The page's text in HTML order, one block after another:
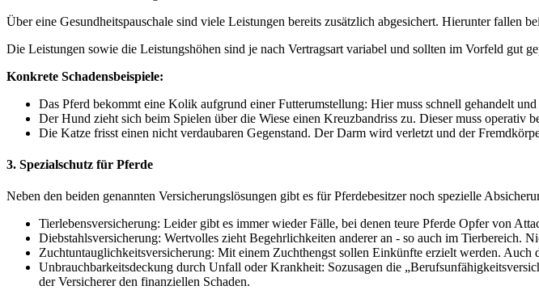
Über eine Gesundheitspauschale sind viele Leistungen bereits zusätzlich abgesichert. Hierunter fallen
Die Leistungen sowie die Leistungshöhen sind je nach Vertragsart variabel und sollten im Vorfeld gut
Konkrete Schadensbeispiele:
Das Pferd bekommt eine Kolik aufgrund einer Futterumstellung: Hier muss schnell gehandelt
Der Hund zieht sich beim Spielen über die Wiese einen Kreuzbandriss zu. Dieser muss
Die Katze frisst einen nicht verdaubaren Gegenstand. Der Darm wird verletzt und der
3. Spezialschutz für Pferde
Neben den beiden genannten Versicherungslösungen gibt es für Pferdebesitzer noch spezielle
Tierlebensversicherung: Leider gibt es immer wieder Fälle, bei denen teure Pferde Opfer von
Diebstahlsversicherung: Wertvolles zieht Begehrlichkeiten anderer an - so auch im Tierbereich.
Zuchtuntauglichkeitsversicherung: Mit einem Zuchthengst sollen Einkünfte erzielt werden. Auch
Unbrauchbarkeitsdeckung durch Unfall oder Krankheit: Sozusagen die
der Versicherer den finanziellen Schaden.